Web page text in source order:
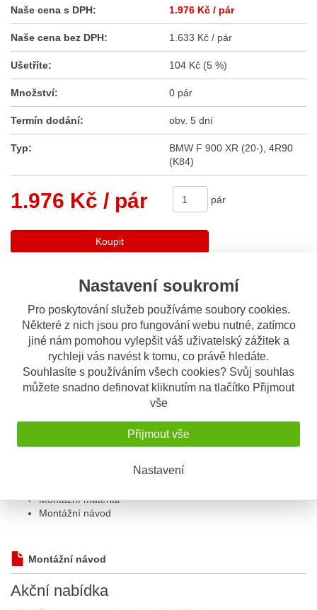
Nastavení soukromí
Pro poskytování služeb používáme soubory cookies.
Některé z nich jsou pro fungování webu nutné, zatímco
jiné nám pomohou vylepšit váš uživatelský zážitek a
rychleji vás navést k tomu, co právě hledáte.
Souhlasíte s používáním všech cookies? Svůj souhlas
můžete snadno definovat kliknutím na tlačítko Přijmout
vše
Přijmout vše
Nastavení
Naše cena s DPH: 1.976 Kč / pár
Naše cena bez DPH: 1.633 Kč / pár
Ušetříte: 104 Kč (5 %)
Množství: 0 pár
Termín dodání: obv. 5 dní
Typ:
BMW F 900 XR (20-), 4R90
(K84)
1.976 Kč / pár pár
Koupit
Popis Odeslat dotaz
Popis výrobku
Padací protektory na osu předního kola
Snadná montáž
Vyrobené z oděru odolného materiálu
Montážní materiál
Montážní návod
Montážní návod
Akční nabídka